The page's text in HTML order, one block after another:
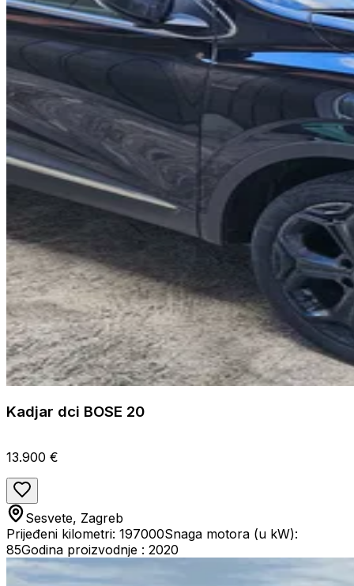
Kadjar dci BOSE 20
13.900 €
Sesvete, Zagreb
Prijeđeni kilometri: 197000Snaga motora (u kW):
85Godina proizvodnje : 2020